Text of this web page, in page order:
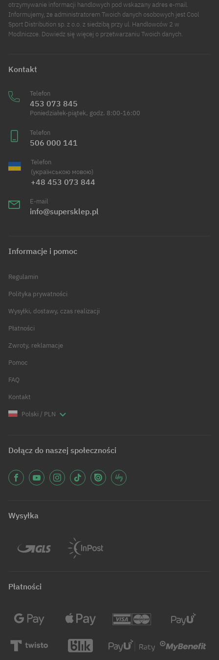
otrzymywanie informacji handlowych pod wskazany adres e-mail.
Informujemy, że administratorem Twoich danych osobowych jest Cool
Sport Distribution sp. z o.o. z siedzibą przy ul. Handlowców 2 w
Modlniczce. Dowiedz się więcej o przetwarzaniu Twoich danych.
Kontakt
Telefon
453 073 845
Poniedziałek-piątek, godz. 8:00-16:00
Telefon
506 000 141
Telefon
(українською мовою)
+48 453 073 844
E-mail
info@supersklep.pl
Informacje i pomoc
Regulamin
Polityka prywatności
Wysyłki, dostawy, czas realizacji
Płatności
Zwroty, reklamacje
Pomoc
FAQ
Kontakt
Polski / PLN
Dołącz do naszej społeczności
Wysyłka
Płatności